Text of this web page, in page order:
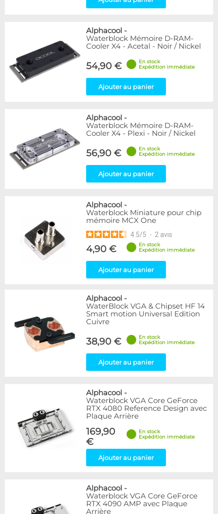
Alphacool -
Waterblock Mémoire D-RAM-
Cooler X4 - Acetal - Noir / Nickel
54,90 €
En stock
Expédition immédiate
Ajouter au panier
Alphacool -
Waterblock Mémoire D-RAM-
Cooler X4 - Plexi - Noir / Nickel
56,90 €
En stock
Expédition immédiate
Ajouter au panier
Alphacool -
Waterblock Miniature pour chip
mémoire MCX One
4.5/5 - 2 avis
4,90 €
En stock
Expédition immédiate
Ajouter au panier
Alphacool -
WaterBlock VGA & Chipset HF 14
Smart motion Universal Edition
Cuivre
38,90 €
En stock
Expédition immédiate
Ajouter au panier
Alphacool -
Waterblock VGA Core GeForce
RTX 4080 Reference Design avec
Plaque Arrière
169,90
€
En stock
Expédition immédiate
Ajouter au panier
Alphacool -
Waterblock VGA Core GeForce
RTX 4090 AMP avec Plaque
Arrière